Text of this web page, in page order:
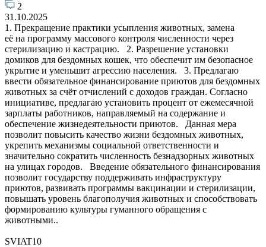
2
31.10.2025
1. Прекращение практики усыпления животных, замена
её на программу массового контроля численности через
стерилизацию и кастрацию. 2. Разрешение установки
домиков для бездомных кошек, что обеспечит им безопасное
укрытие и уменьшит агрессию населения. 3. Предлагаю
ввести обязательное финансирование приютов для бездомных
животных за счёт отчислений с доходов граждан. Согласно
инициативе, предлагаю установить процент от ежемесячной
зарплаты работников, направляемый на содержание и
обеспечение жизнедеятельности приютов. Данная мера
позволит повысить качество жизни бездомных животных,
укрепить механизмы социальной ответственности и
значительно сократить численность безнадзорных животных
на улицах городов. Введение обязательного финансирования
позволит государству поддерживать инфраструктуру
приютов, развивать программы вакцинации и стерилизации,
повышать уровень благополучия животных и способствовать
формированию культуры гуманного обращения с
животными..
SVIAT10